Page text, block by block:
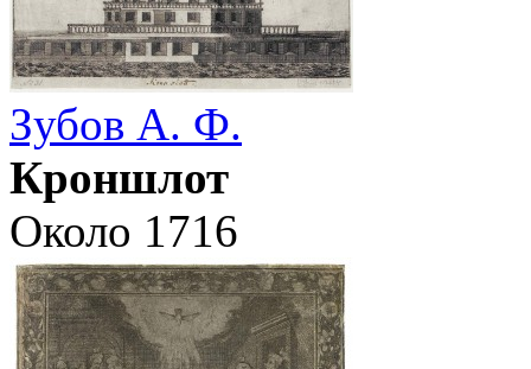
Зубов А. Ф.
Кроншлот
Около 1716